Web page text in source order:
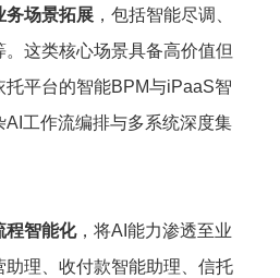
务场景拓展 ，包括智能尽调、
这类核心场景具备高价值但
托平台的智能BPM与iPaaS智
工作流编排与多系统深度集
程智能化，将AI能力渗透至业
理、收付款智能助理、信托